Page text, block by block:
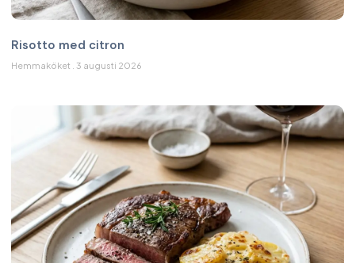
Risotto med citron
Hemmaköket 3 augusti 2026